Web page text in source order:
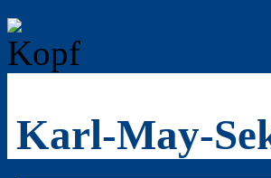
Karl-May-